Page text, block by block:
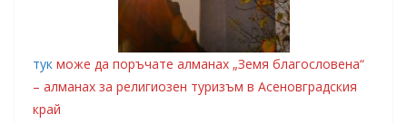
тук може да поръчате алманах „Земя благословена“
– алманах за религиозен туризъм в Асеновградския
край